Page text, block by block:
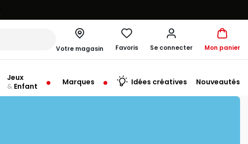
Votre magasin
Ferme à 19:30
Favoris Se connecter Mon panier
Jeux
& Enfant Marques Idées créatives Nouveautés